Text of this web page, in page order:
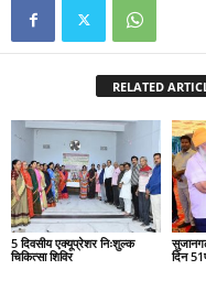
RELATED
5 दिवसीय एक्यूप्रेशर निःशुल्क
चिकित्सा शिविर
दिन